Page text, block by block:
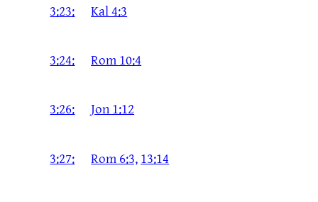
3:23: Kal 4:3
3:24: Rom 10:4
3:26: Jon 1:12
3:27: Rom 6:3,13:14